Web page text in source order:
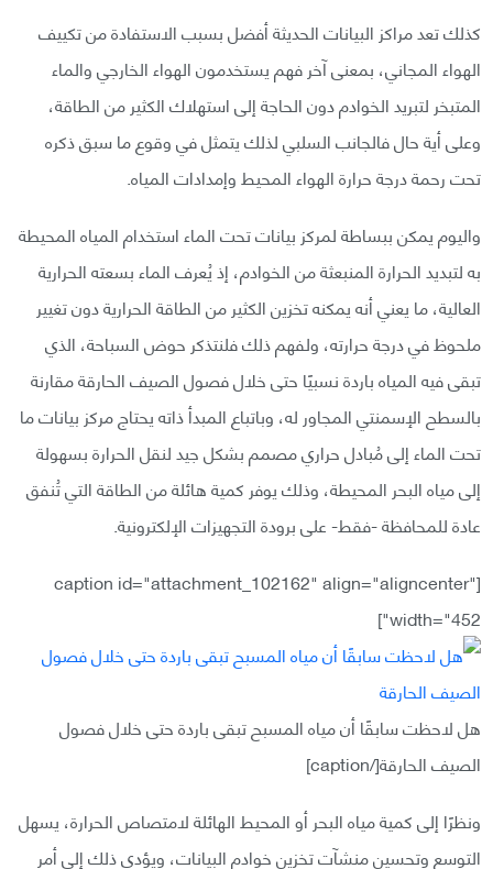
كذلك تعد مراكز البيانات الحديثة أفضل بسبب الاستفادة من تكييف
الهواء المجاني، بمعنى آخر فهم يستخدمون الهواء الخارجي والماء
المتبخر لتبريد الخوادم دون الحاجة إلى استهلاك الكثير من الطاقة،
وعلى أية حال فالجانب السلبي لذلك يتمثل في وقوع ما سبق ذكره
تحت رحمة درجة حرارة الهواء المحيط وإمدادات المياه.
واليوم يمكن ببساطة لمركز بيانات تحت الماء استخدام المياه المحيطة
به لتبديد الحرارة المنبعثة من الخوادم، إذ يُعرف الماء بسعته الحرارية
العالية، ما يعني أنه يمكنه تخزين الكثير من الطاقة الحرارية دون تغيير
ملحوظ في درجة حرارته، ولفهم ذلك فلنتذكر حوض السباحة، الذي
تبقى فيه المياه باردة نسبيًا حتى خلال فصول الصيف الحارقة مقارنة
بالسطح الإسمنتي المجاور له، وباتباع المبدأ ذاته يحتاج مركز بيانات ما
تحت الماء إلى مُبادل حراري مصمم بشكل جيد لنقل الحرارة بسهولة
إلى مياه البحر المحيطة، وذلك يوفر كمية هائلة من الطاقة التي تُنفق
عادة للمحافظة -فقط- على برودة التجهيزات الإلكترونية.
[caption id="attachment_102162" align="aligncenter"
width="452"]
هل لاحظت سابقًا أن مياه المسبح تبقى باردة حتى خلال فصول
الصيف الحارقة[/caption]
ونظرًا إلى كمية مياه البحر أو المحيط الهائلة لامتصاص الحرارة، يسهل
التوسع وتحسين منشآت تخزين خوادم البيانات، ويؤدي ذلك إلى أمر